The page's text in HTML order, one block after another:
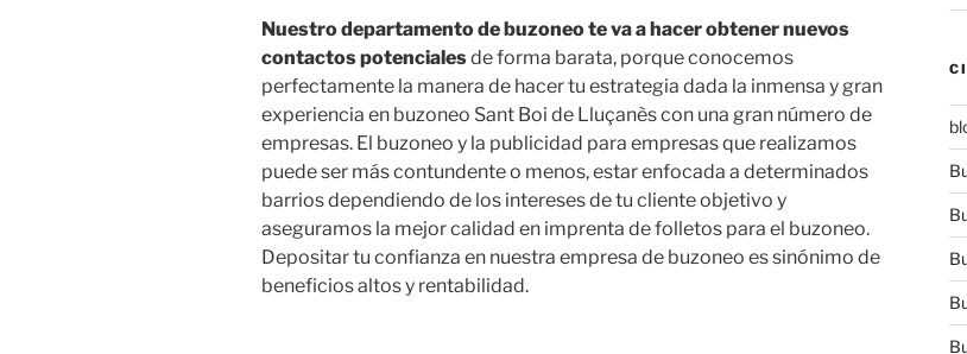
Nuestro departamento de buzoneo te va a hacer obtener nuevos
contactos potencialesde forma barata, porque conocemos
perfectamente la manera de hacer tu estrategia dada la inmensa y gran
experiencia en buzoneo Sant Boi de Lluçanès con una gran número de
empresas. El buzoneo y la publicidad para empresas que realizamos
puede ser más contundente o menos, estar enfocada a determinados
barrios dependiendo de los intereses de tu cliente objetivo y
aseguramos la mejor calidad en imprenta de folletos para el buzoneo.
Depositar tu confianza en nuestra empresa de buzoneo es sinónimo de
beneficios altos y rentabilidad.